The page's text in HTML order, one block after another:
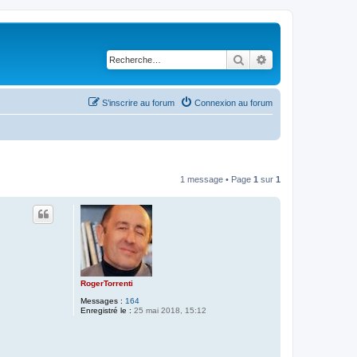
Rechercher
Connexion au forum
S’inscrire au forum
1 message • Page 1 sur 1
RogerTorrenti
Messages : 164
Enregistré le : 25 mai 2018, 15:12